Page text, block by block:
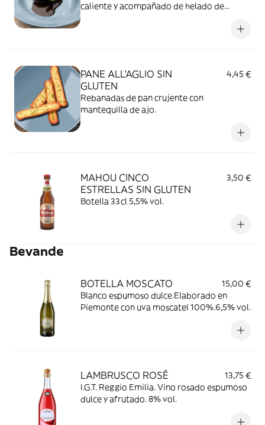
caliente y acompañado de helado de
PANE ALL'AGLIO SIN
GLUTEN
4,45 €
Rebanadas de pan crujente con
mantequilla de ajo.
MAHOU CINCO
ESTRELLAS SIN GLUTEN
3,50 €
Botella 33cl 5,5% vol.
Bevande
BOTELLA MOSCATO
15,00 €
Blanco espumoso dulce.Elaborado en
Piemonte con uva moscatel 100%.6,5% vol.
LAMBRUSCO ROSÉ
13,75 €
I.G.T. Reggio Emilia. Vino rosado espumoso
dulce y afrutado. 8% vol.